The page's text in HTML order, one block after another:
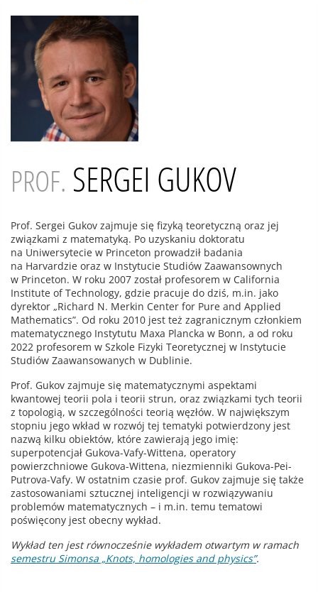
PROF. SERGEI GUKOV
Prof. Sergei Gukov zajmuje się fizyką teoretyczną oraz jej
związkami z matematyką. Po uzyskaniu doktoratu
na Uniwersytecie w Princeton prowadził badania
na Harvardzie oraz w Instytucie Studiów Zaawansownych
w Princeton. W roku 2007 został profesorem w California
Institute of Technology, gdzie pracuje do dziś, m.in. jako
dyrektor „Richard N. Merkin Center for Pure and Applied
Mathematics”. Od roku 2010 jest też zagranicznym członkiem
matematycznego Instytutu Maxa Plancka w Bonn, a od roku
2022 profesorem w Szkole Fizyki Teoretycznej w Instytucie
Studiów Zaawansowanych w Dublinie.
Prof. Gukov zajmuje się matematycznymi aspektami
kwantowej teorii pola i teorii strun, oraz związkami tych teorii
z topologią, w szczególności teorią węzłów. W największym
stopniu jego wkład w rozwój tej tematyki potwierdzony jest
nazwą kilku obiektów, które zawierają jego imię:
superpotencjał Gukova-Vafy-Wittena, operatory
powierzchniowe Gukova-Wittena, niezmienniki Gukova-Pei-
Putrova-Vafy. W ostatnim czasie prof. Gukov zajmuje się także
zastosowaniami sztucznej inteligencji w rozwiązywaniu
problemów matematycznych – i m.in. temu tematowi
poświęcony jest obecny wykład.
Wykład ten jest równocześnie wykładem otwartym w ramach
semestru Simonsa „Knots, homologies and physics”.